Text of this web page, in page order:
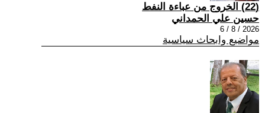
(22) الخروج من عباءة النفط
حسين علي الحمداني
2026 / 8 / 6
مواضيع وابحاث سياسية